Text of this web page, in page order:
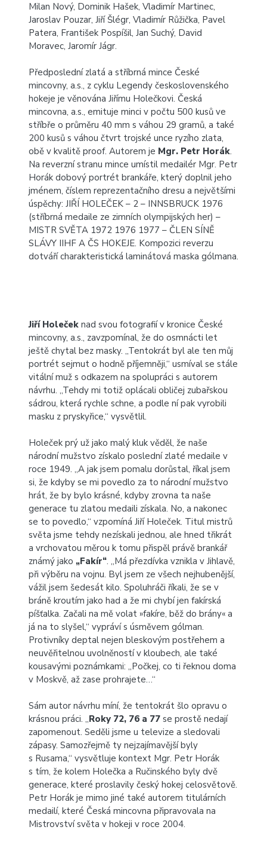
Milan Nový, Dominik Hašek, Vladimír Martinec,
Jaroslav Pouzar, Jiří Šlégr, Vladimír Růžička, Pavel
Patera, František Pospíšil, Jan Suchý, David
Moravec, Jaromír Jágr.
Předposlední zlatá a stříbrná mince České
mincovny, a.s., z cyklu Legendy československého
hokeje je věnována Jiřímu Holečkovi. Česká
mincovna, a.s., emituje minci v počtu 500 kusů ve
stříbře o průměru 40 mm s váhou 29 gramů, a také
200 kusů s váhou čtvrt trojské unce ryzího zlata,
obě v kvalitě proof. Autorem je Mgr. Petr Horák.
Na reverzní stranu mince umístil medailér Mgr. Petr
Horák dobový portrét brankáře, který doplnil jeho
jménem, číslem reprezentačního dresu a největšími
úspěchy: JIŘÍ HOLEČEK – 2 – INNSBRUCK 1976
(stříbrná medaile ze zimních olympijských her) –
MISTR SVĚTA 1972 1976 1977 – ČLEN SÍNĚ
SLÁVY IIHF A ČS HOKEJE. Kompozici reverzu
dotváří charakteristická laminátová maska gólmana.
Jiří Holeček nad svou fotografií v kronice České
mincovny, a.s., zavzpomínal, že do osmnácti let
ještě chytal bez masky. „Tentokrát byl ale ten můj
portrét sejmut o hodně příjemněji,“ usmíval se stále
vitální muž s odkazem na spolupráci s autorem
návrhu. „Tehdy mi totiž oplácali obličej zubařskou
sádrou, která rychle schne, a podle ní pak vyrobili
masku z pryskyřice,“ vysvětlil.
Holeček prý už jako malý kluk věděl, že naše
národní mužstvo získalo poslední zlaté medaile v
roce 1949. „A jak jsem pomalu dorůstal, říkal jsem
si, že kdyby se mi povedlo za to národní mužstvo
hrát, že by bylo krásné, kdyby zrovna ta naše
generace tu zlatou medaili získala. No, a nakonec
se to povedlo,“ vzpomíná Jiří Holeček. Titul mistrů
světa jsme tehdy nezískali jednou, ale hned třikrát
a vrchovatou měrou k tomu přispěl právě brankář
známý jako „Fakír“. „Má přezdívka vznikla v Jihlavě,
při výběru na vojnu. Byl jsem ze všech nejhubenější,
vážil jsem šedesát kilo. Spoluhráči říkali, že se v
bráně kroutím jako had a že mi chybí jen fakírská
píšťalka. Začali na mě volat »fakíre, běž do brány« a
já na to slyšel,“ vypráví s úsměvem gólman.
Protivníky deptal nejen bleskovým postřehem a
neuvěřitelnou uvolněností v kloubech, ale také
kousavými poznámkami: „Počkej, co ti řeknou doma
v Moskvě, až zase prohrajete…“
Sám autor návrhu míní, že tentokrát šlo opravu o
krásnou práci. „Roky 72, 76 a 77 se prostě nedají
zapomenout. Seděli jsme u televize a sledovali
zápasy. Samozřejmě ty nejzajímavější byly
s Rusama,“ vysvětluje kontext Mgr. Petr Horák
s tím, že kolem Holečka a Ručinského byly dvě
generace, které proslavily český hokej celosvětově.
Petr Horák je mimo jiné také autorem titulárních
medailí, které Česká mincovna připravovala na
Mistrovství světa v hokeji v roce 2004.